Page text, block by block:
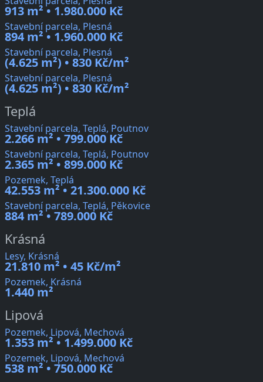
913 m² • 1.980.000 Kč
Stavební parcela, Plesná
894 m² • 1.960.000 Kč
Stavební parcela, Plesná
(4.625 m²) • 830 Kč/m²
Stavební parcela, Plesná
(4.625 m²) • 830 Kč/m²
Teplá
Stavební parcela, Teplá, Poutnov
2.266 m² • 799.000 Kč
Stavební parcela, Teplá, Poutnov
2.365 m² • 899.000 Kč
Pozemek, Teplá
42.553 m² • 21.300.000 Kč
Stavební parcela, Teplá, Pěkovice
884 m² • 789.000 Kč
Krásná
Lesy, Krásná
21.810 m² • 45 Kč/m²
Pozemek, Krásná
1.440 m²
Lipová
Pozemek, Lipová, Mechová
1.353 m² • 1.499.000 Kč
Pozemek, Lipová, Mechová
538 m² • 750.000 Kč